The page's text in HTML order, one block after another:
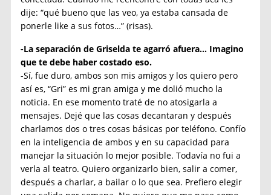
dije: “qué bueno que las veo, ya estaba cansada de
ponerle like a sus fotos…” (risas).
-La separación de Griselda te agarró afuera… Imagino
que te debe haber costado eso.
-Sí, fue duro, ambos son mis amigos y los quiero pero
así es, “Gri” es mi gran amiga y me dolió mucho la
noticia. En ese momento traté de no atosigarla a
mensajes. Dejé que las cosas decantaran y después
charlamos dos o tres cosas básicas por teléfono. Confío
en la inteligencia de ambos y en su capacidad para
manejar la situación lo mejor posible. Todavía no fui a
verla al teatro. Quiero organizarlo bien, salir a comer,
después a charlar, a bailar o lo que sea. Prefiero elegir